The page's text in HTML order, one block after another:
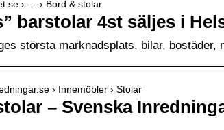
› … › Bord & stolar
barstolar 4st säljes i
största marknadsplats, bilar, bostäder,
› Innemöbler › Stolar
– Svenska